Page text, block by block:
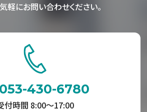
軽にお問い合わせください。
053-430-6780
付時間 8:00〜17:00